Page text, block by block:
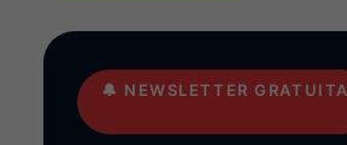
🔔 NEWSLETTER GRATUITA